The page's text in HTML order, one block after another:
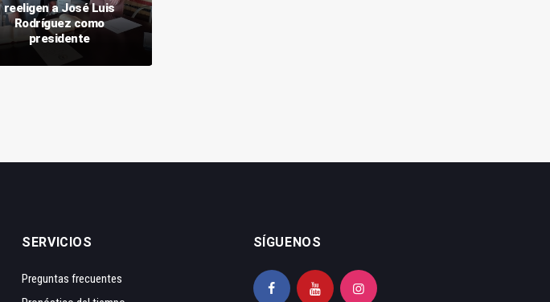
reeligen a José Luis
Rodríguez como
presidente
SERVICIOS
Preguntas frecuentes
SÍGUENOS